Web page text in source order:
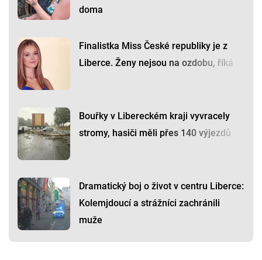
doma
Finalistka Miss České republiky je z
Liberce. Ženy nejsou na ozdobu, říká
Bouřky v Libereckém kraji vyvracely
stromy, hasiči měli přes 140 výjezdů
Dramatický boj o život v centru Liberce:
Kolemjdoucí a strážníci zachránili
muže